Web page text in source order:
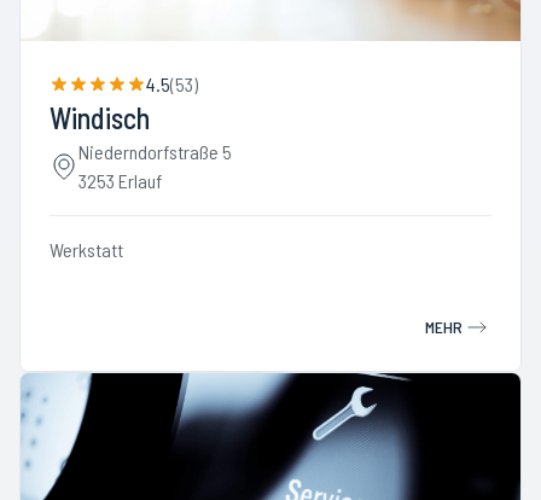
4.5(53)
Windisch
Niederndorfstraße 5
3253 Erlauf
Werkstatt
MEHR